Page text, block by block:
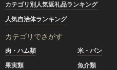
カテゴリ別人気返礼品ランキング
人気自治体ランキング
カテゴリでさがす
肉・ハム類 米・パン
果実類
魚介類